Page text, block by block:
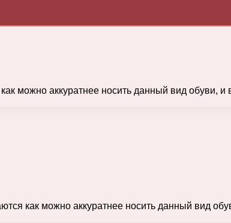
можно аккуратнее носить данный вид обуви, и
как можно аккуратнее носить данный вид